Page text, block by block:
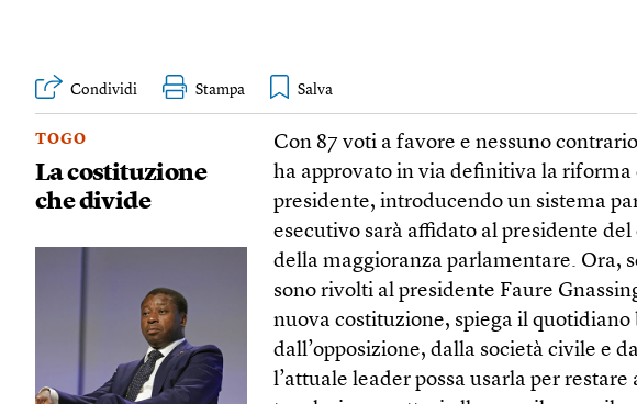
Condividi Stampa
TOGO
La costituzione
che divide
Con 87 voti a favore e nessuno
ha approvato in via definitiva la riforma
presidente, introducendo un sistema
esecutivo sarà affidato al presidente
della maggioranza parlamentare. Ora,
sono rivolti al presidente Faure
nuova costituzione, spiega il
dall’opposizione, dalla società civile e
l’attuale leader possa usarla per